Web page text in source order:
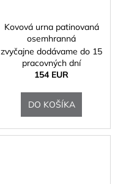
Kovová urna patinovaná
osemhranná
zvyčajne dodávame do 15
pracovných dní
154 EUR
DO KOŠÍKA